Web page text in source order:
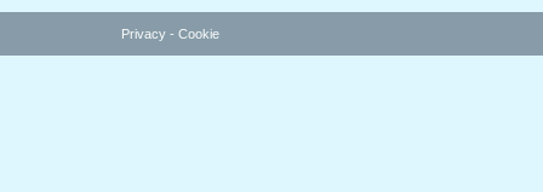
Privacy - Cookie